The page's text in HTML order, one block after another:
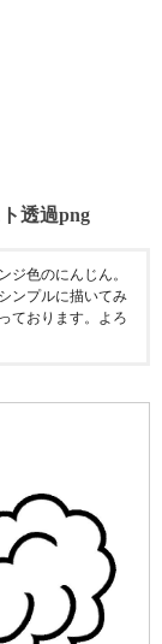
透過png
ジ色のにんじん。
ンプルに描いてみ
ております。よろ